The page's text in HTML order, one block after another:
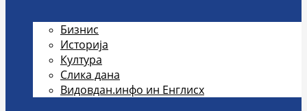
Бизнис
Историја
Култура
Слика дана
Видовдан.инфо ин Енглисх